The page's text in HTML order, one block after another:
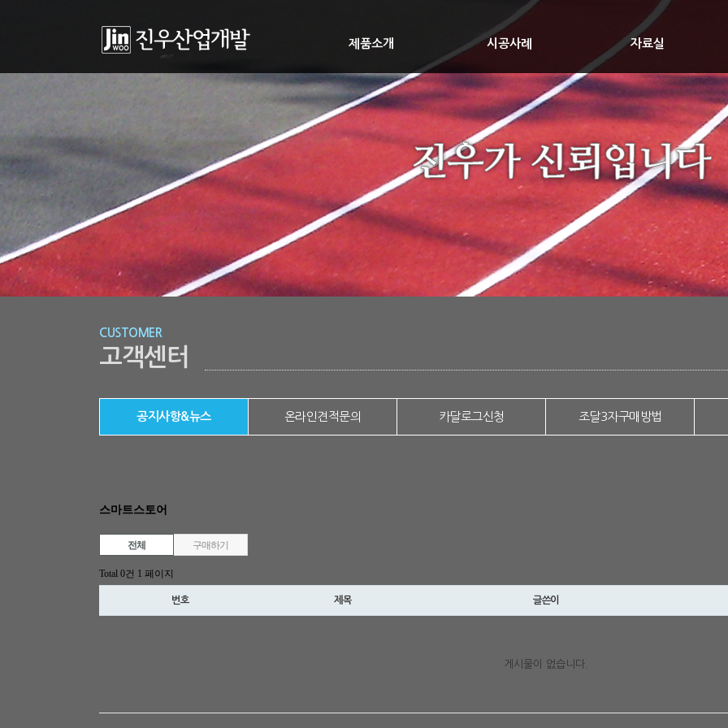
제품소개 시공사례 자료실
CUSTOMER
고객센터
공지사항&뉴스 온라인견적문의 카달로그신청 조달3자구매방법
스마트스토어
전체 구매하기
Total 0건 1 페이지
번호 제목 글쓴이
게시물이 없습니다.